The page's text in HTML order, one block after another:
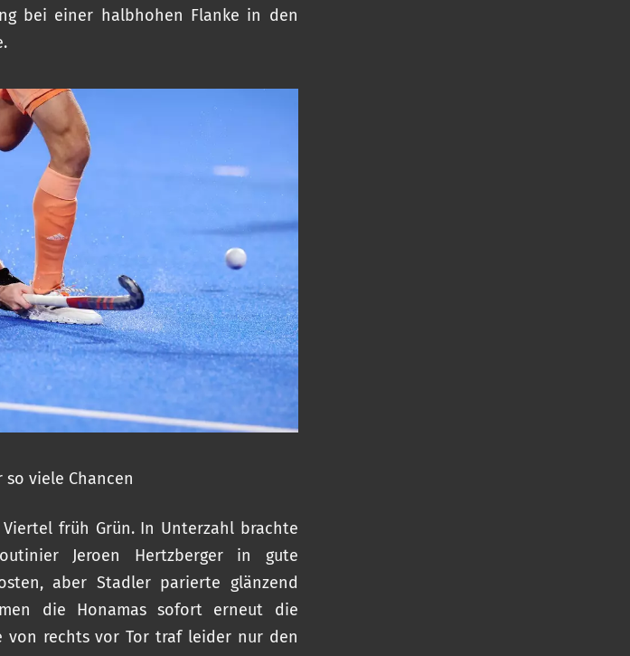
bei einer halbhohen Flanke in den
viele Chancen
früh Grün. In Unterzahl brachte
Jeroen Hertzberger in gute
aber Stadler parierte glänzend
die Honamas sofort erneut die
von rechts vor Tor traf leider nur den